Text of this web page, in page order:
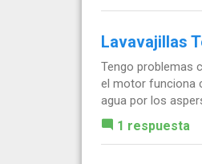
Lavavajillas
Tengo problemas
el motor funciona
agua por los
1 respuesta